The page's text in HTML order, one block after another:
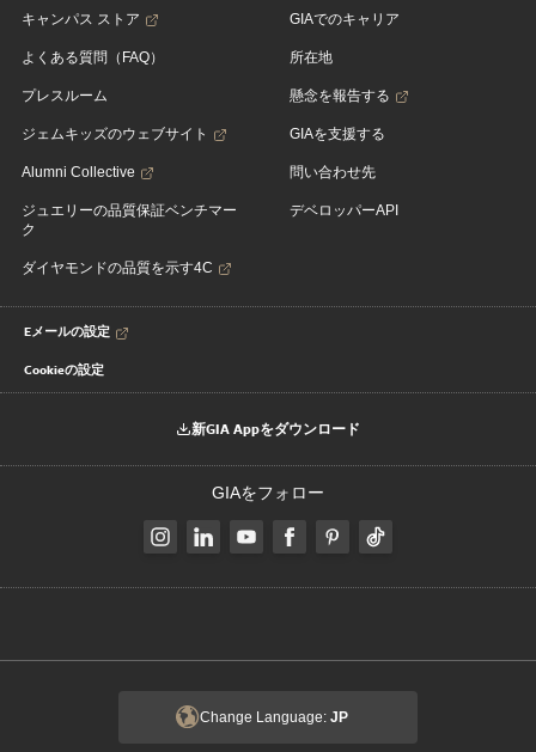
キャンパス ストア
よくある質問（FAQ）
プレスルーム
ジェムキッズのウェブサイト
Alumni Collective
ジュエリーの品質保証ベンチマー
ク
ダイヤモンドの品質を示す4C
GIAでのキャリア
所在地
懸念を報告する
GIAを支援する
問い合わせ先
デベロッパーAPI
Eメールの設定
Cookieの設定
新GIA Appをダウンロード
GIAをフォロー
Change Language: JP